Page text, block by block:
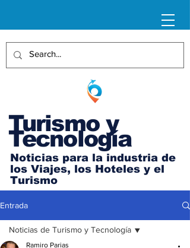
Turismo y
Tecnología
Noticias para la industria de
los Viajes, los Hoteles y el
Turismo
Entrada
Noticias de Turismo y Tecnología
Ramiro Parias